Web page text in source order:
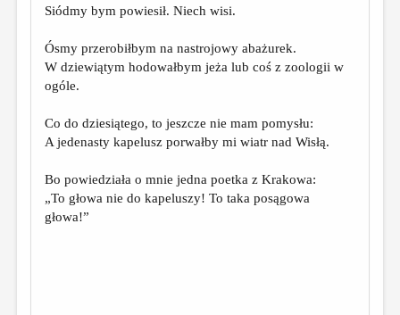
МЕДИА
ВКОНТАКТЕ
Siódmy bym powiesił. Niech wisi.
Ósmy przerobiłbym na nastrojowy abażurek.
W dziewiątym hodowałbym jeża lub coś z zoologii w
ogóle.
Co do dziesiątego, to jeszcze nie mam pomysłu:
A jedenasty kapelusz porwałby mi wiatr nad Wisłą.
Bo powiedziała o mnie jedna poetka z Krakowa:
„To głowa nie do kapeluszy! To taka posągowa
głowa!”